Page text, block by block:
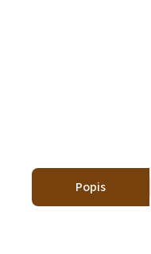
Popis